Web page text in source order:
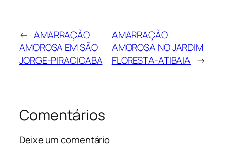
← AMARRAÇÃO
AMOROSA EM SÃO
JORGE-PIRACICABA
AMARRAÇÃO
AMOROSA NO JARDIM
FLORESTA-ATIBAIA →
Comentários
Deixe um comentário